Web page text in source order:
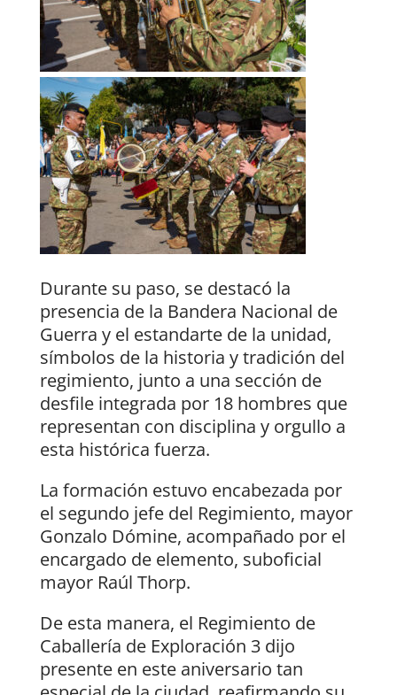
Durante su paso, se destacó la
presencia de la Bandera Nacional de
Guerra y el estandarte de la unidad,
símbolos de la historia y tradición del
regimiento, junto a una sección de
desfile integrada por 18 hombres que
representan con disciplina y orgullo a
esta histórica fuerza.
La formación estuvo encabezada por
el segundo jefe del Regimiento, mayor
Gonzalo Dómine, acompañado por el
encargado de elemento, suboficial
mayor Raúl Thorp.
De esta manera, el Regimiento de
Caballería de Exploración 3 dijo
presente en este aniversario tan